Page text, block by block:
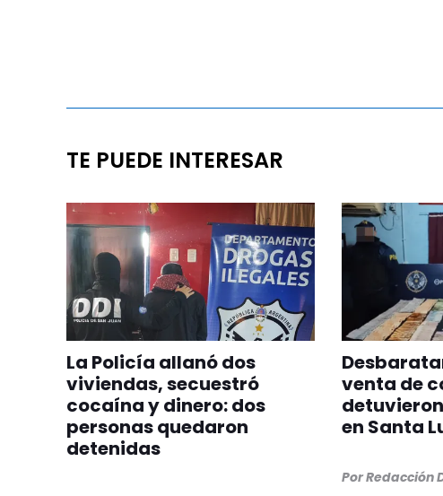
TE PUEDE INTERESAR
La Policía allanó dos
viviendas, secuestró
cocaína y dinero: dos
personas quedaron
detenidas
venta de
en Santa
PorRedacción